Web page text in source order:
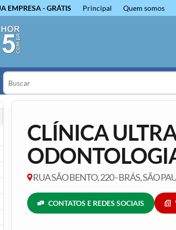
EMPRESA - GRÁTIS Principal Quem somos
CLÍNICA
RUA SÃO BENTO, 220 - BRÁS, SÃO
CONTATOS E REDES SOCIAIS